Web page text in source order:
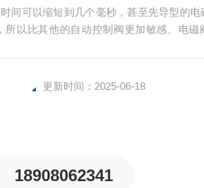
间可以缩短到几个毫秒，甚至先导型的电
以比其他的自动控制阀更加敏感。电磁
更新时间：2025-06-18
18908062341